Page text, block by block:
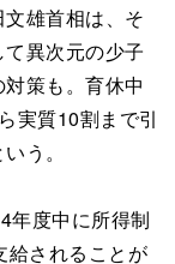
雄首相は、そ
異次元の少子
策も。育休中
実質10割まで引
う。
年度中に所得制
給されることが